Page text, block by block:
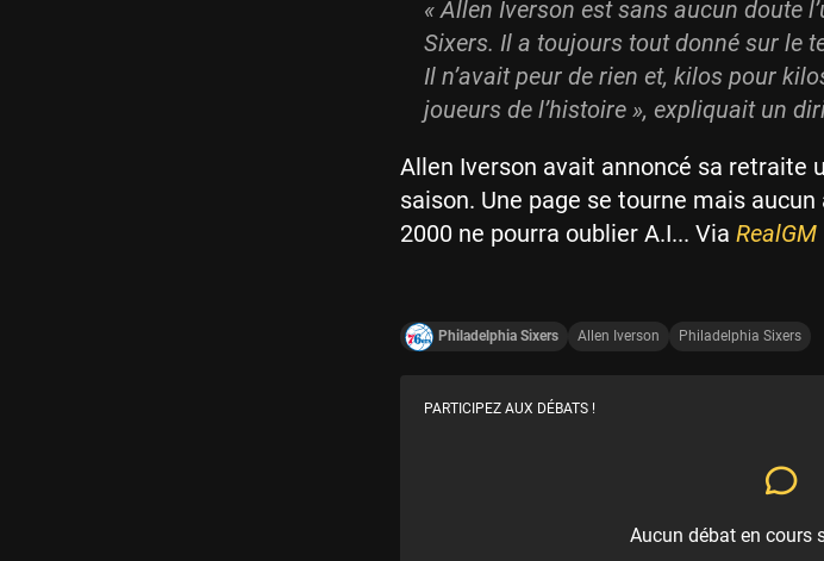
« Allen Iverson est sans aucun doute
Sixers. Il a toujours tout donné sur le
Il n’avait peur de rien et, kilos pour
joueurs de l’histoire », expliquait un
Allen Iverson avait annoncé sa retraite
saison. Une page se tourne mais
2000 ne pourra oublier A.I... Via RealGM
Philadelphia Sixers Allen Iverson Philadelphia Sixers
PARTICIPEZ AUX DÉBATS !
Aucun débat en cours